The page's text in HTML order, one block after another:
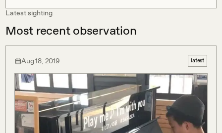
Latest sighting
Most recent observation
Aug 18, 2019 latest